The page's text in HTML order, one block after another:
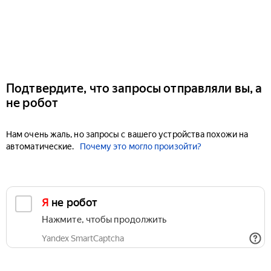
Подтвердите, что запросы отправляли вы, а
не робот
Нам очень жаль, но запросы с вашего устройства похожи на
автоматические.
Почему это могло произойти?
Я не робот
Нажмите, чтобы продолжить
Yandex SmartCaptcha